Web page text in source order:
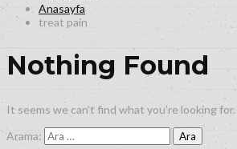
Anasayfa
treat pain
Nothing Found
It seems we can’t find what you’re looking
Arama: